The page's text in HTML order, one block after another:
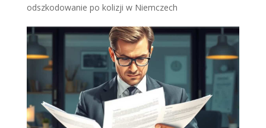
odszkodowanie po kolizji w Niemczech